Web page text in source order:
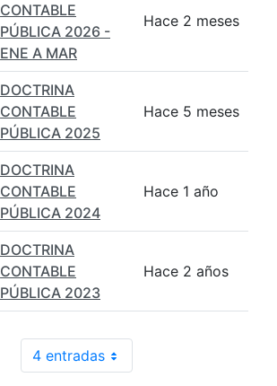
CONTABLE
PÚBLICA 2026 -
ENE A MAR
Hace 2 meses
DOCTRINA
CONTABLE
PÚBLICA 2025
Hace 5 meses
DOCTRINA
CONTABLE
PÚBLICA 2024
Hace 1 año
DOCTRINA
CONTABLE
PÚBLICA 2023
Hace 2 años
4 entradasPor página